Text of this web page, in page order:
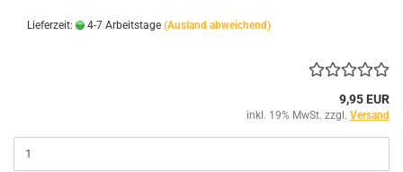
Lieferzeit: 4-7 Arbeitstage (Ausland abweichend)
9,95 EUR
inkl. 19% MwSt. zzgl. Versand